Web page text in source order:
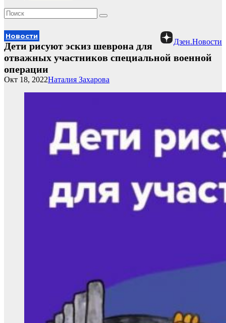
Дзен.Новости
Новости
Дети рисуют эскиз шеврона для
отважных участников специальной военной
операции
Наталия Захарова
Окт 18, 2022